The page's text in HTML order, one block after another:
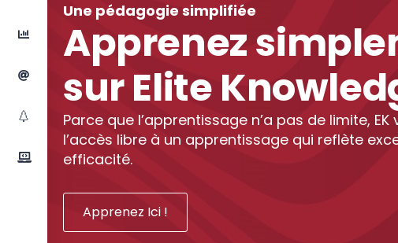
Une pédagogie simplifiée
Apprenez
sur Elite
Parce que l’apprentissage n’a pas de limite,
l’accès libre à un apprentissage qui reflète
efficacité.
Apprenez Ici !